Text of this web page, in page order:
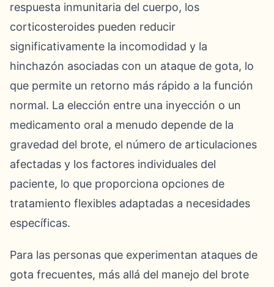
respuesta inmunitaria del cuerpo, los
corticosteroides pueden reducir
significativamente la incomodidad y la
hinchazón asociadas con un ataque de gota, lo
que permite un retorno más rápido a la función
normal. La elección entre una inyección o un
medicamento oral a menudo depende de la
gravedad del brote, el número de articulaciones
afectadas y los factores individuales del
paciente, lo que proporciona opciones de
tratamiento flexibles adaptadas a necesidades
específicas.
Para las personas que experimentan ataques de
gota frecuentes, más allá del manejo del brote